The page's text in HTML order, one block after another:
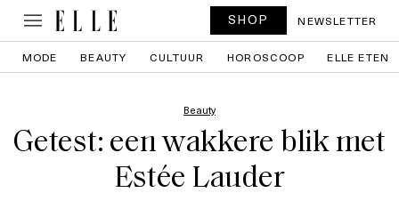
SHOP NEWSLETTER
MODE BEAUTY CULTUUR HOROSCOOP ELLE ETEN
Beauty
Getest: een wakkere blik met
Estée Lauder